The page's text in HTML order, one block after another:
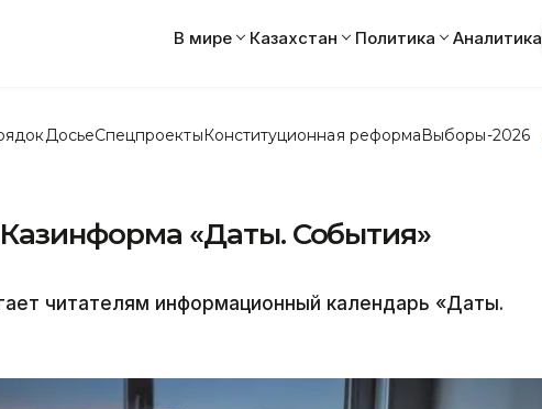
В мире Казахстан Политика Аналитика
ДосьеСпецпроектыКонституционная реформаВыборы-2026
«Даты. События»
читателям информационный календарь «Даты.